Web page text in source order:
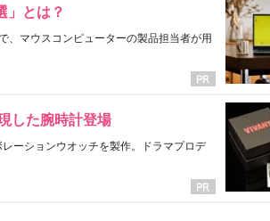
」とは？
、マウスコンピューターの製品担当者が用
した腕時計登場
ーションウオッチを製作。ドラマプロデ